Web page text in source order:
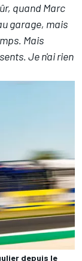
quand Marc
garage, mais
Mais
Je n'ai rien
depuis le